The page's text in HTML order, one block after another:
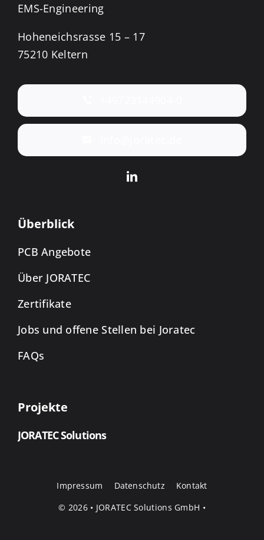
EMS-Engineering
Hoheneichsrasse 15 – 17
75210 Keltern
Überblick
PCB Angebote
Über JORATEC
Zertifikate
Jobs und offene Stellen bei Joratec
FAQs
Projekte
JORATEC Solutions
Impressum Datenschutz
Kontakt
© 2026 • JORATEC Solutions GmbH •